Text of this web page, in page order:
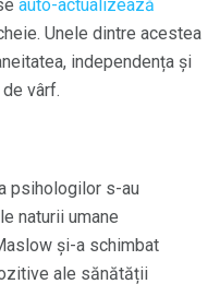
auto-actualizează
Unele dintre acestea
independența și
vârf.
psihologilor s-au
naturii umane
și-a schimbat
ale sănătății